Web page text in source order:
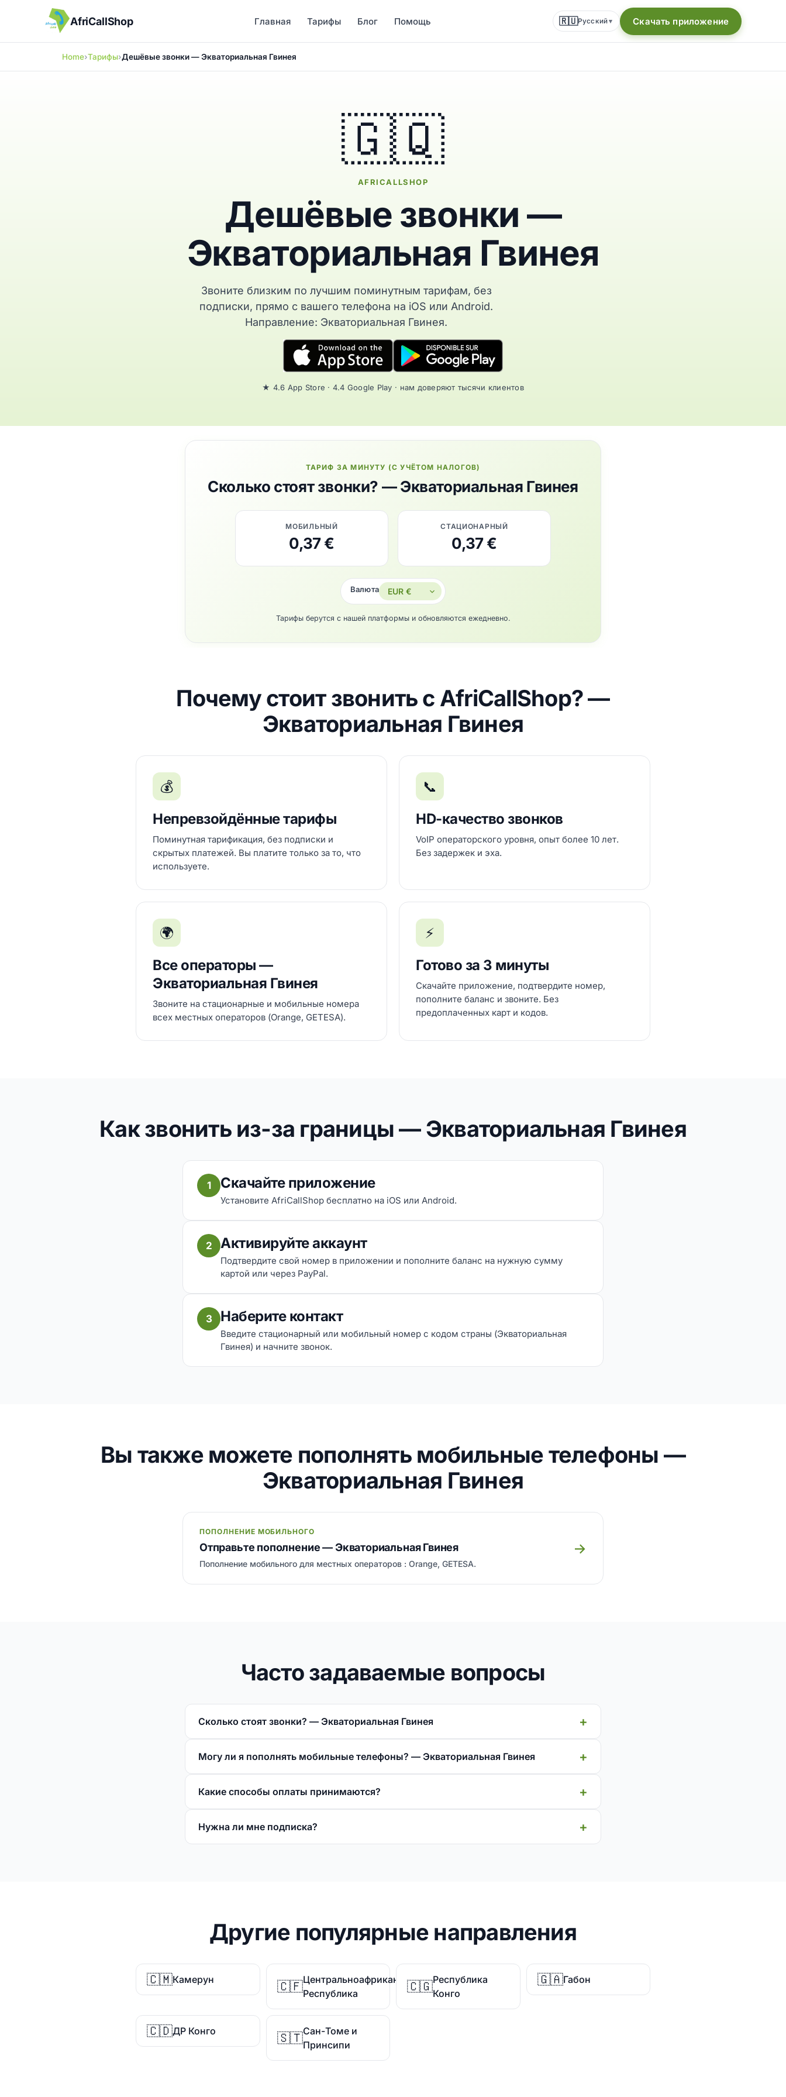
AfriCallShop Главная Тарифы Блог Помощь 🇷🇺Русский▾ Скачать приложение
Home Тарифы Дешёвые звонки — Экваториальная Гвинея
🇬🇶
AFRICALLSHOP
Дешёвые звонки —
Экваториальная Гвинея
Звоните близким по лучшим поминутным тарифам, без
подписки, прямо с вашего телефона на iOS или Android.
Направление: Экваториальная Гвинея.
★ 4.6 App Store · 4.4 Google Play · нам доверяют тысячи клиентов
ТАРИФ ЗА МИНУТУ (С УЧЁТОМ НАЛОГОВ)
Сколько стоят звонки? — Экваториальная Гвинея
МОБИЛЬНЫЙ
0,37 €
СТАЦИОНАРНЫЙ
0,37 €
Валюта
Тарифы берутся с нашей платформы и обновляются ежедневно.
Почему стоит звонить с AfriCallShop? —
Экваториальная Гвинея
💰
Непревзойдённые тарифы
Поминутная тарификация, без подписки и
скрытых платежей. Вы платите только за то, что
используете.
📞
HD-качество звонков
VoIP операторского уровня, опыт более 10 лет.
Без задержек и эха.
🌍
Все операторы —
Экваториальная Гвинея
Звоните на стационарные и мобильные номера
всех местных операторов (Orange, GETESA).
⚡
Готово за 3 минуты
Скачайте приложение, подтвердите номер,
пополните баланс и звоните. Без
предоплаченных карт и кодов.
Как звонить из-за границы — Экваториальная Гвинея
1 Скачайте приложение
Установите AfriCallShop бесплатно на iOS или Android.
2 Активируйте аккаунт
Подтвердите свой номер в приложении и пополните баланс на нужную сумму
картой или через PayPal.
3 Наберите контакт
Введите стационарный или мобильный номер с кодом страны (Экваториальная
Гвинея) и начните звонок.
Вы также можете пополнять мобильные телефоны —
Экваториальная Гвинея
ПОПОЛНЕНИЕ МОБИЛЬНОГО
Отправьте пополнение — Экваториальная Гвинея
Пополнение мобильного для местных операторов : Orange, GETESA.
→
Часто задаваемые вопросы
Сколько стоят звонки? — Экваториальная Гвинея
Могу ли я пополнять мобильные телефоны? — Экваториальная Гвинея
Какие способы оплаты принимаются?
Нужна ли мне подписка?
Другие популярные направления
🇨🇲Камерун 🇨🇫Центральноафриканская
Республика
🇨🇬Республика
Конго
🇬🇦Габон
🇨🇩ДР Конго 🇸🇹Сан-Томе и
Принсипи